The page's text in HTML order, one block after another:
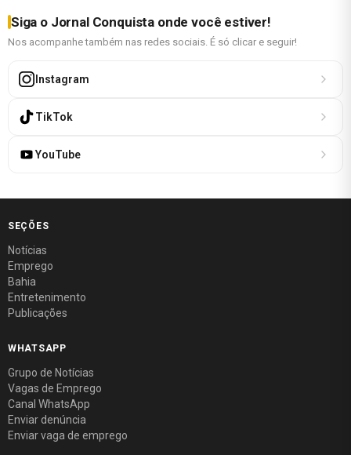
Siga o Jornal Conquista onde você estiver!
Nos acompanhe também nas redes sociais. É só clicar e seguir!
Instagram
TikTok
YouTube
SEÇÕES
Notícias
Emprego
Bahia
Entretenimento
Publicações
WHATSAPP
Grupo de Notícias
Vagas de Emprego
Canal WhatsApp
Enviar denúncia
Enviar vaga de emprego